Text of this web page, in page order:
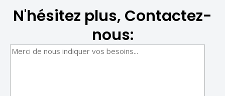
N'hésitez plus, Contactez-
nous: